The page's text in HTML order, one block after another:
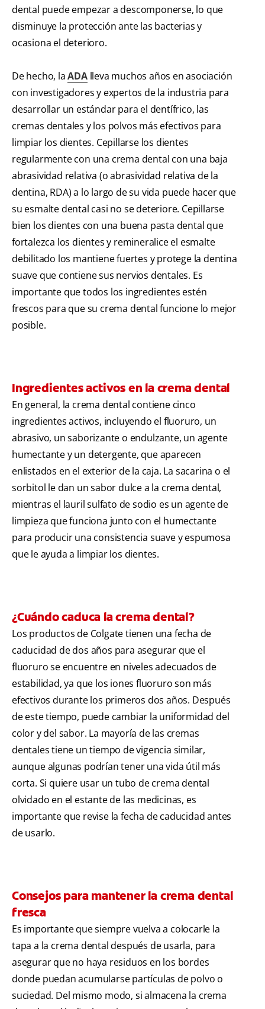
dental puede empezar a descomponerse, lo que
disminuye la protección ante las bacterias y
ocasiona el deterioro.
De hecho, laADAlleva muchos años en asociación
con investigadores y expertos de la industria para
desarrollar un estándar para el dentífrico, las
cremas dentales y los polvos más efectivos para
limpiar los dientes. Cepillarse los dientes
regularmente con una crema dental con una baja
abrasividad relativa (o abrasividad relativa de la
dentina, RDA) a lo largo de su vida puede hacer que
su esmalte dental casi no se deteriore. Cepillarse
bien los dientes con una buena pasta dental que
fortalezca los dientes y remineralice el esmalte
debilitado los mantiene fuertes y protege la dentina
suave que contiene sus nervios dentales. Es
importante que todos los ingredientes estén
frescos para que su crema dental funcione lo mejor
posible.
Ingredientes activos en la crema dental
En general, la crema dental contiene cinco
ingredientes activos, incluyendo el fluoruro, un
abrasivo, un saborizante o endulzante, un agente
humectante y un detergente, que aparecen
enlistados en el exterior de la caja. La sacarina o el
sorbitol le dan un sabor dulce a la crema dental,
mientras el lauril sulfato de sodio es un agente de
limpieza que funciona junto con el humectante
para producir una consistencia suave y espumosa
que le ayuda a limpiar los dientes.
¿Cuándo caduca la crema dental?
Los productos de Colgate tienen una fecha de
caducidad de dos años para asegurar que el
fluoruro se encuentre en niveles adecuados de
estabilidad, ya que los iones fluoruro son más
efectivos durante los primeros dos años. Después
de este tiempo, puede cambiar la uniformidad del
color y del sabor. La mayoría de las cremas
dentales tiene un tiempo de vigencia similar,
aunque algunas podrían tener una vida útil más
corta. Si quiere usar un tubo de crema dental
olvidado en el estante de las medicinas, es
importante que revise la fecha de caducidad antes
de usarlo.
Consejos para mantener la crema dental
fresca
Es importante que siempre vuelva a colocarle la
tapa a la crema dental después de usarla, para
asegurar que no haya residuos en los bordes
donde puedan acumularse partículas de polvo o
suciedad. Del mismo modo, si almacena la crema